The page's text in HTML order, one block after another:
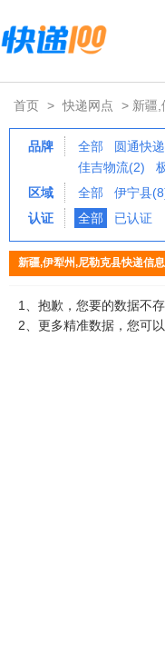
首页 > 快递网点 > 新疆,
品牌 全部 圆通快
佳吉物流(2)
区域
全部
伊宁县
认证
全部 已认证
新疆,伊犁州,尼勒克县快递信息
1、抱歉，您要的数据不
2、更多精准数据，您可